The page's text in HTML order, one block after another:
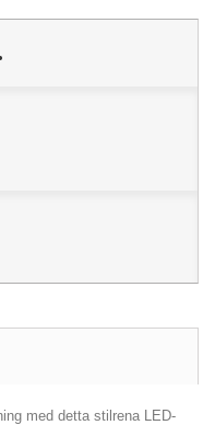
med detta stilrena LED-